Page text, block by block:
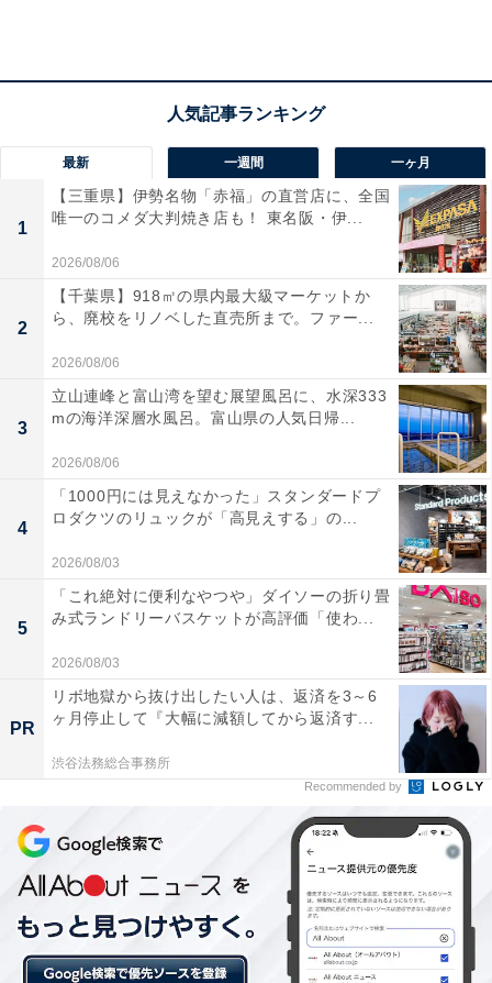
悪性リンパ腫の症状・初期症状
狭間氏によると、悪性リンパ腫の主な症状は以下の通り
という。
全身倦怠感……なんとなく体がだるい。疲れがとれない
貧血……立ちくらみやふらつきが見られる。血液検査で
体重減少……ダイエットをしているわけでもないのに、
半年で5kg、もしくは5％以上体重が減る
著しい寝汗…寝間着を着替える必要があるような寝汗が
続く
皮膚の下のしこり…皮膚の下に弾性のあるできものがで
きる。首や腋（わき）の下、足の付け根など、体表に近
いリンパ節が腫れてできる。これで、初めて異常に気づ
狭間氏は、他のがんとの大きな違いとして「特徴的な症
状が少ないこと」を挙げる。例えば、胃がんの場合は食
欲不振や上腹部の痛み、肺がんの場合は咳や血痰などの
特徴的な症状があるが、悪性リンパ腫の場合は、症状の
最新 一週間 一ヶ月
1
【三重県】伊勢名物「赤福」の直営店に、全国
唯一のコメダ大判焼き店も！ 東名阪・伊...
2026/08/06
2
【千葉県】918㎡の県内最大級マーケットか
ら、廃校をリノベした直売所まで。ファー...
2026/08/06
3
立山連峰と富山湾を望む展望風呂に、水深333
mの海洋深層水風呂。富山県の人気日帰...
2026/08/06
4
「1000円には見えなかった」スタンダードプ
ロダクツのリュックが「高見えする」の...
2026/08/03
5
「これ絶対に便利なやつや」ダイソーの折り畳
み式ランドリーバスケットが高評価「使わ...
2026/08/03
PR
リボ地獄から抜け出したい人は、返済を3～6
ヶ月停止して『大幅に減額してから返済す...
渋谷法務総合事務所
Recommended by